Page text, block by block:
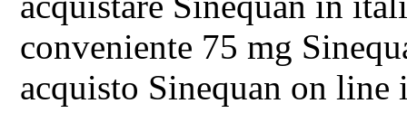
conveniente 75 mg
acquisto Sinequan on line